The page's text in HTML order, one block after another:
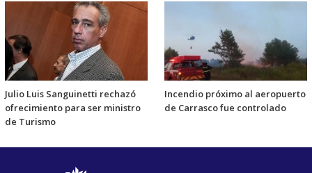
Julio Luis Sanguinetti rechazó
ofrecimiento para ser ministro
de Turismo
Incendio próximo al aeropuerto
de Carrasco fue controlado